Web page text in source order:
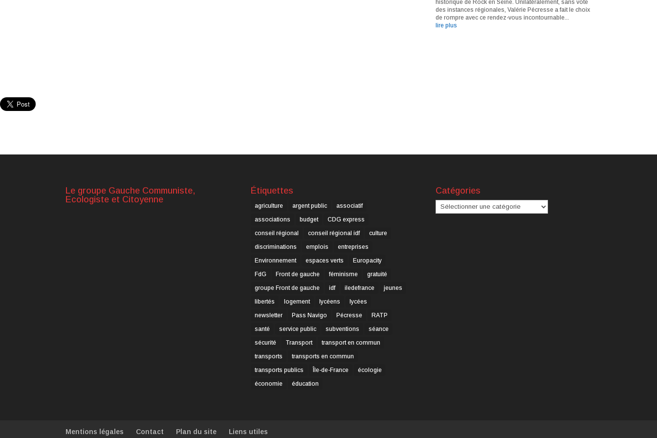
historique de Rock en Seine. Unilatéralement, sans vote
des instances régionales, Valérie Pécresse a fait le choix
de rompre avec ce rendez-vous incontournable...
lire plus
Le groupe Gauche Communiste,
Ecologiste et Citoyenne
Étiquettes
agriculture argent public
associatif
associations
budget
CDG express
conseil régional
conseil régional idf
culture
discriminations
emplois
entreprises
Environnement
espaces verts
Europacity
FdG
Front de gauche féminisme
gratuité
groupe Front de gauche
idf iledefrance
jeunes
libertés
logement lycéens
lycées
newsletter
Pass Navigo Pécresse
RATP
santé
service public subventions
séance
sécurité
Transport
transport en commun
transports
transports en commun
transports publics
Île-de-France
écologie
économie
éducation
Catégories
Catégories
Mentions légales Contact Plan du site Liens utiles